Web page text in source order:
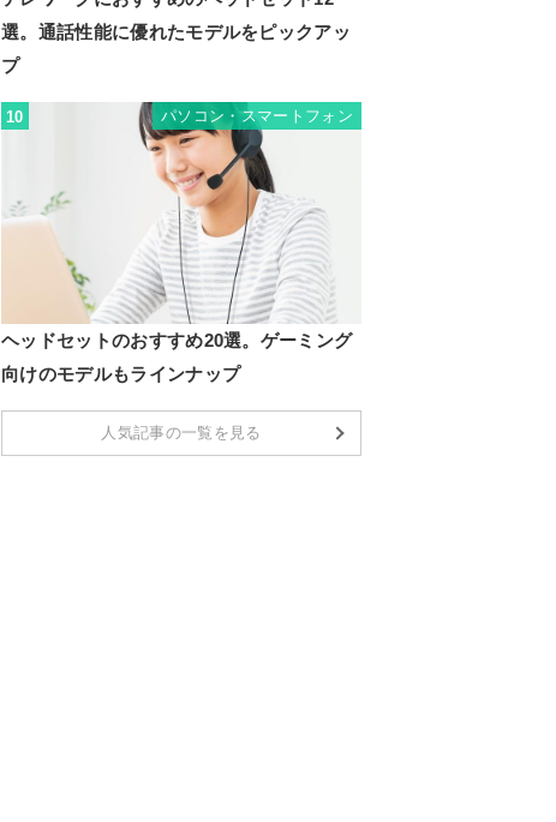
選。通話性能に優れたモデルをピックアッ
プ
10 パソコン・スマートフォン
ヘッドセットのおすすめ20選。ゲーミング
向けのモデルもラインナップ
人気記事の一覧を見る